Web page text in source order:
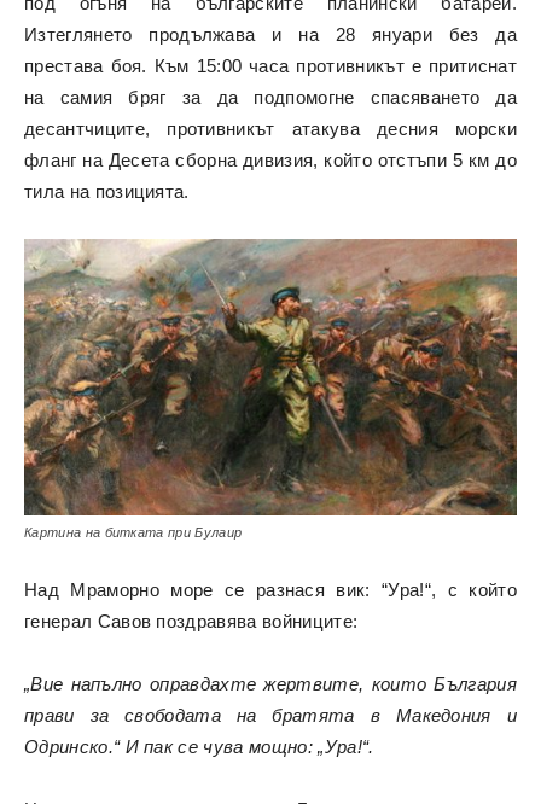
Изтеглянето продължава и на 28 януари без да
престава боя. Към 15:00 часа противникът е притиснат
на самия бряг за да подпомогне спасяването да
десантчиците, противникът атакува десния морски
фланг на Десета сборна дивизия, който отстъпи 5 км до
тила на позицията.
Картина на битката при Булаир
Над Мраморно море се разнася вик: “Ура!“, с който
генерал Савов поздравява войниците:
„Вие напълно оправдахте жертвите, които България
прави за свободата на братята в Македония и
Одринско.“ И пак се чува мощно: „Ура!“.